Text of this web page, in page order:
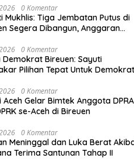
0 Komentar
Mukhlis: Tiga Jembatan Putus di
Segera Dibangun, Anggaran
0 Komentar
Demokrat Bireuen: Sayuti
Pilihan Tepat Untuk
0 Komentar
Aceh Gelar Bimtek Anggota DPRA
se-Aceh di Bireuen
0 Komentar
Meninggal dan Luka Berat
Terima Santunan Tahap II